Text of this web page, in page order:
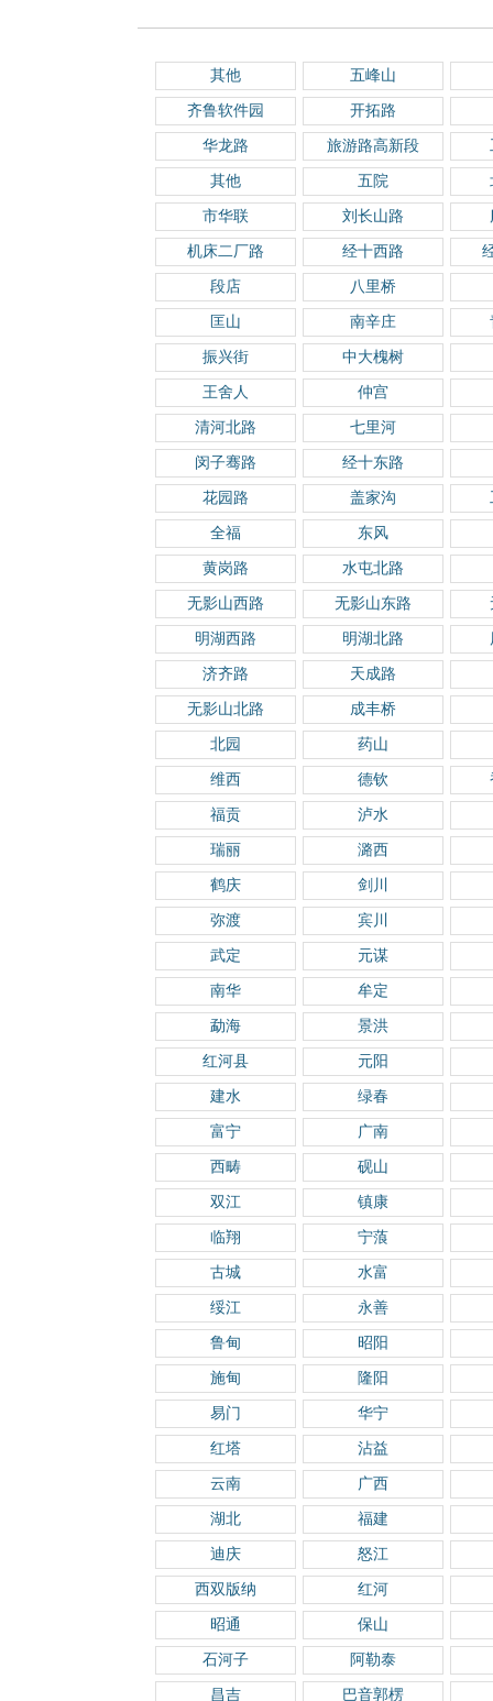
其他 五峰山
齐鲁软件园 开拓路
华龙路 旅游路高新段
其他 五院
市华联 刘长山路
机床二厂路 经十西路
段店 八里桥
匡山 南辛庄
振兴街 中大槐树
王舍人 仲宫
清河北路 七里河
闵子骞路 经十东路
花园路 盖家沟
全福 东风
黄岗路 水屯北路
无影山西路 无影山东路
明湖西路 明湖北路
济齐路 天成路
无影山北路 成丰桥
北园 药山
维西 德钦
福贡 泸水
瑞丽 潞西
鹤庆 剑川
弥渡 宾川
武定 元谋
南华 牟定
勐海 景洪
红河县 元阳
建水 绿春
富宁 广南
西畴 砚山
双江 镇康
临翔 宁蒗
古城 水富
绥江 永善
鲁甸 昭阳
施甸 隆阳
易门 华宁
红塔 沾益
云南 广西
湖北 福建
迪庆 怒江
西双版纳 红河
昭通 保山
石河子 阿勒泰
昌吉 巴音郭楞